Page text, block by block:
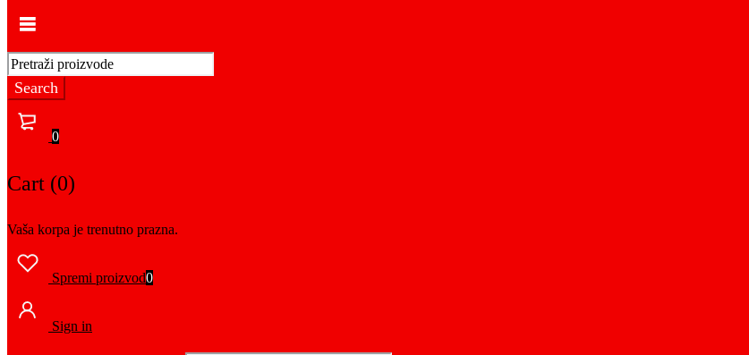
0
Cart (0)
Vaša korpa je trenutno prazna.
Spremi proizvod0
Sign in